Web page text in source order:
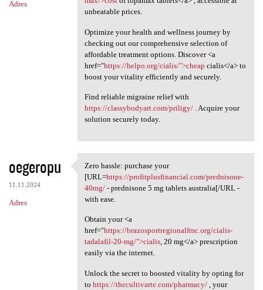
Adres
unbeatable prices.
Optimize your health and wellness journey by
checking out our comprehensive selection of
affordable treatment options. Discover <a
href="https://helpo.org/cialis/">cheap cialis</a> to
boost your vitality efficiently and securely.
Find reliable migraine relief with
https://classybodyart.com/priligy/. Acquire your
solution securely today.
oegeropu
11.11.2024
Adres
Zero hassle: purchase your
Zero hassle: purchase your
[URL=https://profitplusfinancial.com/prednisone-
40mg/- prednisone 5 mg tablets australia[/URL -
with ease.
Obtain your <a
href="https://brazosportregionalfmc.org/cialis-
tadalafil-20-mg/">cialis, 20 mg</a> prescription
easily via the internet.
Unlock the secret to boosted vitality by opting for
to https://thecultivarte.com/pharmacy/, your